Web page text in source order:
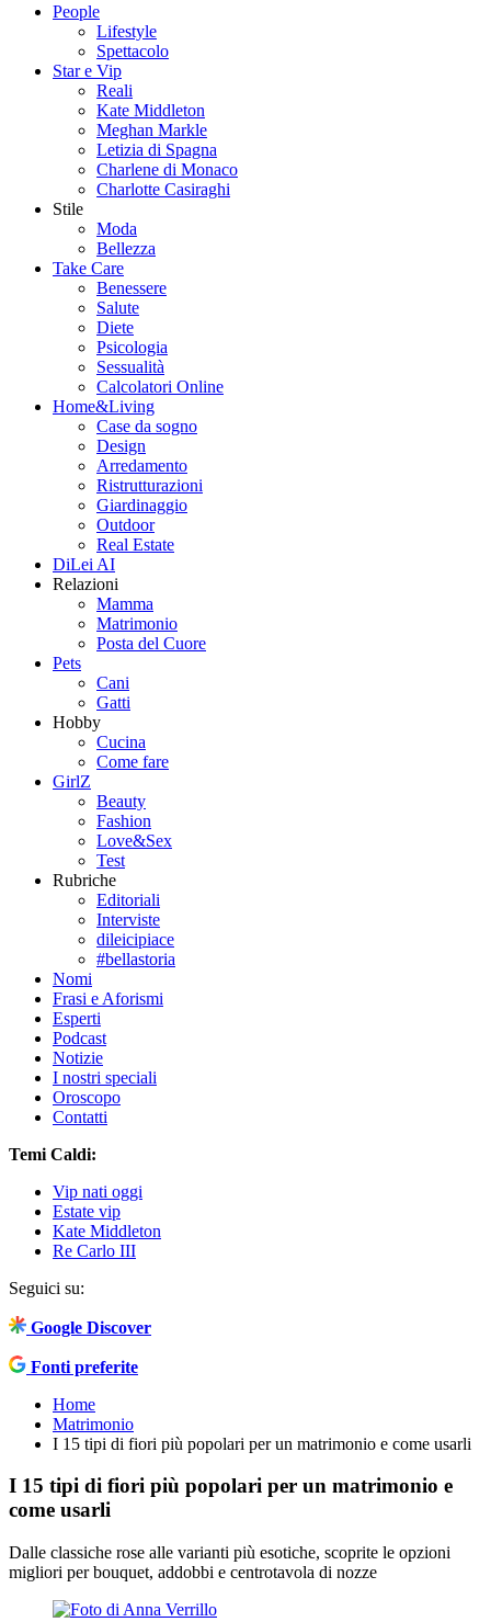
People
Lifestyle
Spettacolo
Star e Vip
Reali
Kate Middleton
Meghan Markle
Letizia di Spagna
Charlene di Monaco
Charlotte Casiraghi
Stile
Moda
Bellezza
Take Care
Benessere
Salute
Diete
Psicologia
Sessualità
Calcolatori Online
Home&Living
Case da sogno
Design
Arredamento
Ristrutturazioni
Giardinaggio
Outdoor
Real Estate
DiLei AI
Relazioni
Mamma
Matrimonio
Posta del Cuore
Pets
Cani
Gatti
Hobby
Cucina
Come fare
GirlZ
Beauty
Fashion
Love&Sex
Test
Rubriche
Editoriali
Interviste
dileicipiace
#bellastoria
Nomi
Frasi e Aforismi
Esperti
Podcast
Notizie
I nostri speciali
Oroscopo
Contatti
Temi Caldi:
Vip nati oggi
Estate vip
Kate Middleton
Re Carlo III
Seguici su:
Google Discover
Fonti preferite
Home
Matrimonio
I 15 tipi di fiori più popolari per un matrimonio e come usarli
I 15 tipi di fiori più popolari per un matrimonio e
come usarli
Dalle classiche rose alle varianti più esotiche, scoprite le opzioni
migliori per bouquet, addobbi e centrotavola di nozze